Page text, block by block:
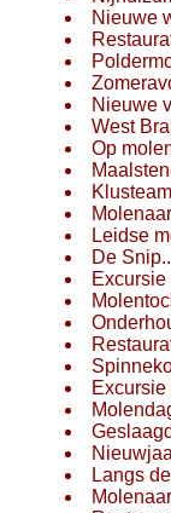
Nieuwe
Nieuwe
West
Op
Leidse
De
Excursie
Langs